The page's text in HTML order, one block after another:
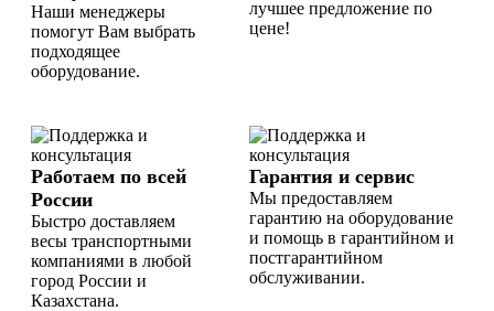
Наши менеджеры
помогут Вам выбрать
подходящее
оборудование.
лучшее предложение по
цене!
Работаем по всей
России
Быстро доставляем
весы транспортными
компаниями в любой
город России и
Казахстана.
Гарантия и сервис
Мы предоставляем
гарантию на оборудование
и помощь в гарантийном и
постгарантийном
обслуживании.